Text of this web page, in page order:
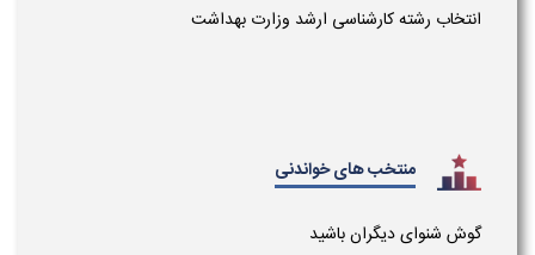
انتخاب رشته کارشناسی ارشد وزارت بهداشت
منتخب های خواندنی
گوش شنوای دیگران باشید